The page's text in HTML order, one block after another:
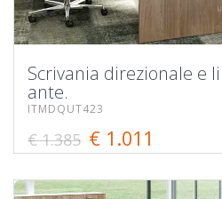
Scrivania direzionale e
ante.
ITMDQUT423
€ 1.385 € 1.011